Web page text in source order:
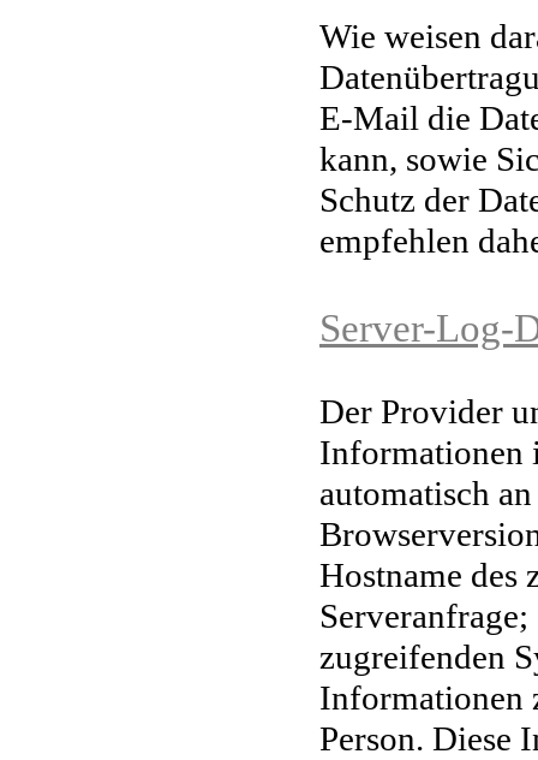
Wie weisen
E-Mail die
kann, sowie
Schutz der
empfehlen
Server-Log-
Der Provider
Informationen
automatisch
Hostname des
Serveranfrage;
zugreifenden
Informationen
Person. Diese